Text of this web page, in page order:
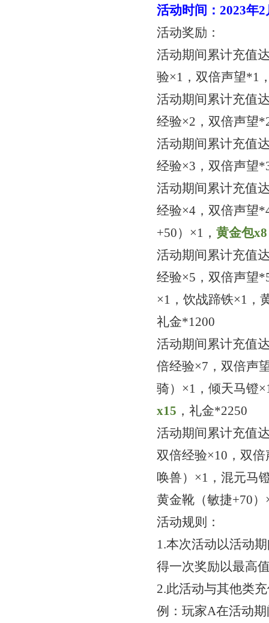
活动时间：2023年
活动奖励：
活动期间累计充值
验×1，双倍声望*1
活动期间累计充值
经验×2，双倍声望
活动期间累计充值
经验×3，双倍声望
活动期间累计充值
经验×4，双倍声望
+50）×1，黄金包x8
活动期间累计充值
经验×5，双倍声望
×1 ，饮战蹄铁×1，
礼金*1200
活动期间累计充值
倍经验×7，双倍声
骑） ×1，倾天马镫
x1 5 ，礼金*2250
活动期间累计充值
双倍经验×10，双
唤兽） ×1，混元马
黄金靴（敏捷+70）
活动规则：
1.本次活动以活动
得一次奖励以最高
2.此活动与其他类
例：玩家A在活动